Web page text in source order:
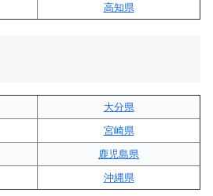
高知県
大分県
宮崎県
鹿児島県
沖縄県